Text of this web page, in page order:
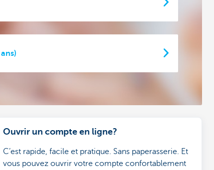
Ouvrir un compte en ligne?
C’est rapide, facile et pratique. Sans paperasserie. Et
vous pouvez ouvrir votre compte confortablement